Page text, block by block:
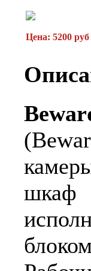
Цена: 5200 руб